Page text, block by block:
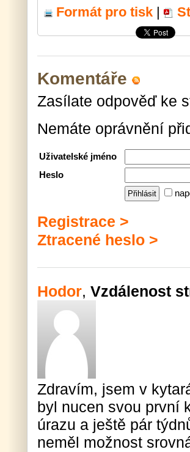
Formát pro tisk |
Komentáře
Zasílate odpověď ke
Nemáte oprávnění
Uživatelské jméno
Heslo
Registrace >
Ztracené heslo >
Hodor, Vzdálenost
Zdravím, jsem v
byl nucen svou první
úrazu a ještě pár
neměl možnost